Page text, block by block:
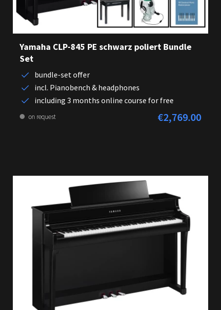
Yamaha CLP-845 PE schwarz poliert Bundle
Set
bundle-set offer
incl. Pianobench & headphones
including 3 months online course for free
on request Regular price:
€2,769.00